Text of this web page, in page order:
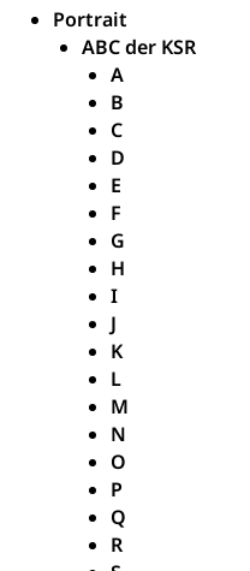
Portrait
ABC der KSR
A
B
C
D
E
F
G
H
I
J
K
L
M
N
O
P
Q
R